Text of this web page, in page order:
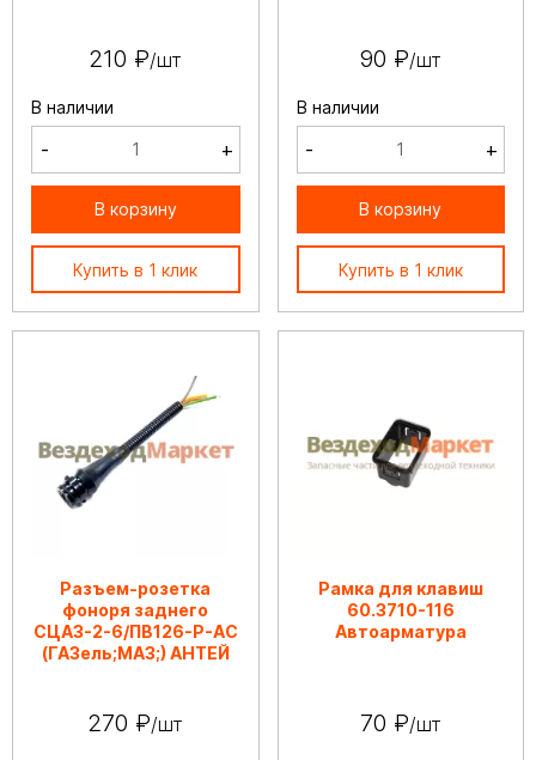
210 ₽/шт
В наличии
- +
В корзину
Купить в 1 клик
90 ₽/шт
В наличии
- +
В корзину
Купить в 1 клик
Разъем-розетка
фоноря заднего
СЦАЗ-2-6/ПВ126-Р-АС
(ГАЗель;МАЗ;) АНТЕЙ
270 ₽/шт
Рамка для клавиш
60.3710-116
Автоарматура
70 ₽/шт